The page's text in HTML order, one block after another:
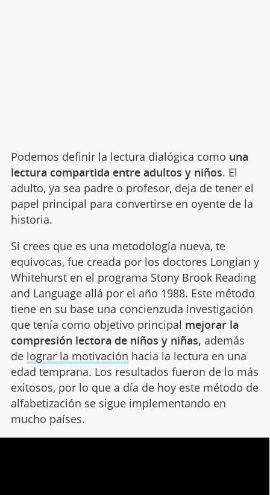
Podemos definir la lectura dialógica como una
lectura compartida entre adultos y niños. El
adulto, ya sea padre o profesor, deja de tener el
papel principal para convertirse en oyente de la
historia.
Si crees que es una metodología nueva, te
equivocas, fue creada por los doctores Longian y
Whitehurst en el programa Stony Brook Reading
and Language allá por el año 1988. Este método
tiene en su base una concienzuda investigación
que tenía como objetivo principal mejorar la
compresión lectora de niños y niñas, además
de lograr la motivación hacia la lectura en una
edad temprana. Los resultados fueron de lo más
exitosos, por lo que a día de hoy este método de
alfabetización se sigue implementando en
mucho países.